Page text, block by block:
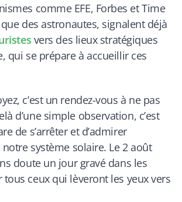
comme EFE, Forbes et Time
des astronautes, signalent déjà
vers des lieux stratégiques
qui se prépare à accueillir ces
c’est un rendez-vous à ne pas
d’une simple observation, c’est
de s’arrêter et d’admirer
notre système solaire. Le 2 août
doute un jour gravé dans les
ceux qui lèveront les yeux vers